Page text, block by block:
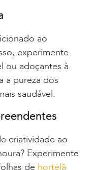
ao
experimente
ou adoçantes à
a pureza dos
saudável.
criatividade ao
Experimente
de hortelã